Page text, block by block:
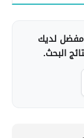
لديك
البحث.